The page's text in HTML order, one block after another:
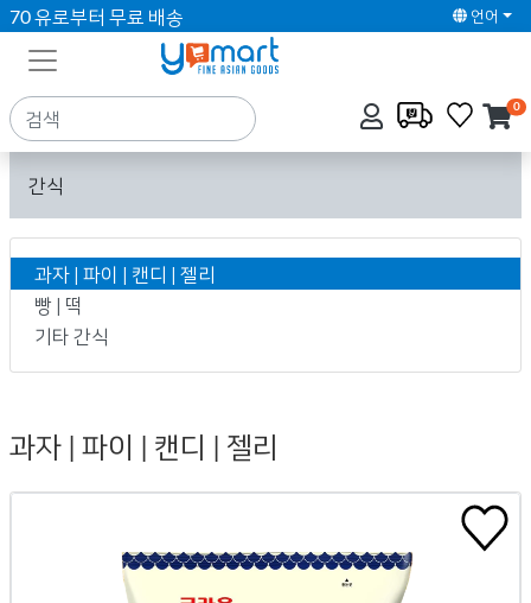
70 유로부터 무료 배송 언어
0
간식
과자 | 파이 | 캔디 | 젤리
빵 | 떡
기타 간식
과자 | 파이 | 캔디 | 젤리